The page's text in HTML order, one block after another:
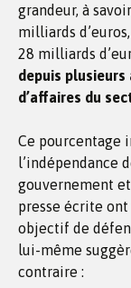
grandeur, à
milliards
28 milliards
depuis plusieurs
d’affaires du
Ce pourcentage
l’indépendance
gouvernement
presse écrite
objectif de
lui-même
contraire :